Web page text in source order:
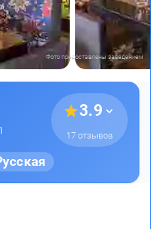
Фото предоставлены заведением
3.9
17 отзывов